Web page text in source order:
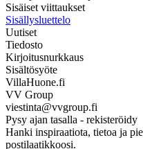
Sisäiset viittaukset
Sisällysluettelo
Uutiset
Tiedosto
Kirjoitusnurkkaus
Sisältösyöte
VillaHuone.fi
VV Group
viestinta@vvgroup.fi
Pysy ajan tasalla - rekisteröidy
Hanki inspiraatiota, tietoa ja
postilaatikkoosi.